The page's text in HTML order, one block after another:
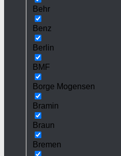
Behr
Benz
Berlin
BMF
Borge Mogensen
Bramin
Braun
Bremen